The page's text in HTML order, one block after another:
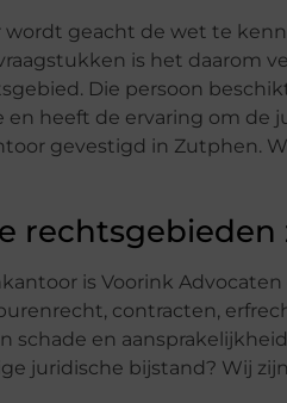
wordt geacht de wet te
is het daarom
Die persoon
heeft de ervaring om de
gevestigd in Zutphen.
rechtsgebieden
is Voorink
contracten,
schade en
juridische bijstand? Wij